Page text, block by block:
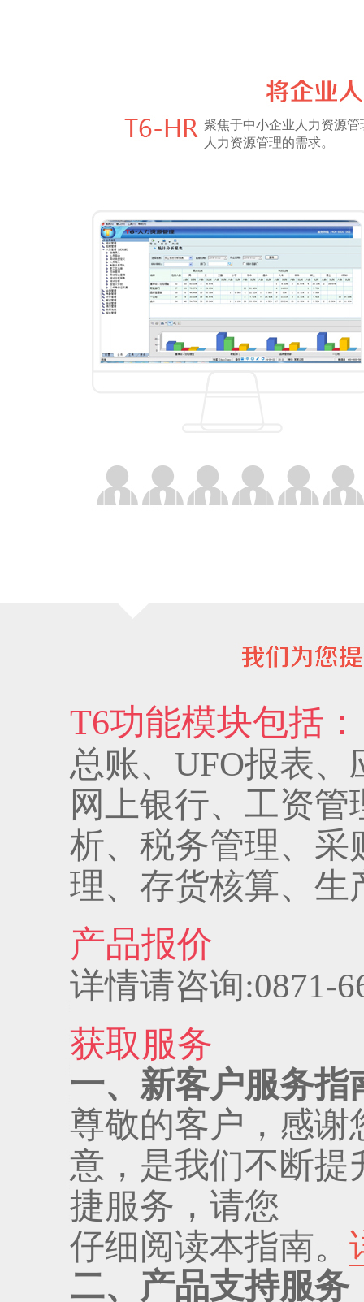
聚焦于中小企业人力资源
人力资源管理的需求。
T6功能模块包括：
总账、UFO报表
网上银行、工资
析、税务管理、采
理、存货核算、生
产品报价
详情请咨询:0871-
获取服务
一、新客户服务指
尊敬的客户，感谢
意，是我们不断提
捷服务，请您
仔细阅读本指南。
二、产品支持服务